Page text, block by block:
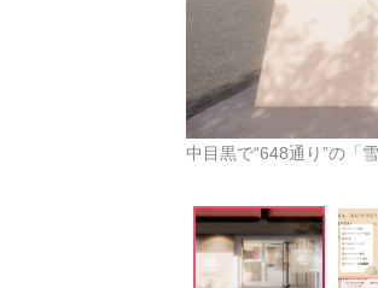
中目黒で“648通り”の「